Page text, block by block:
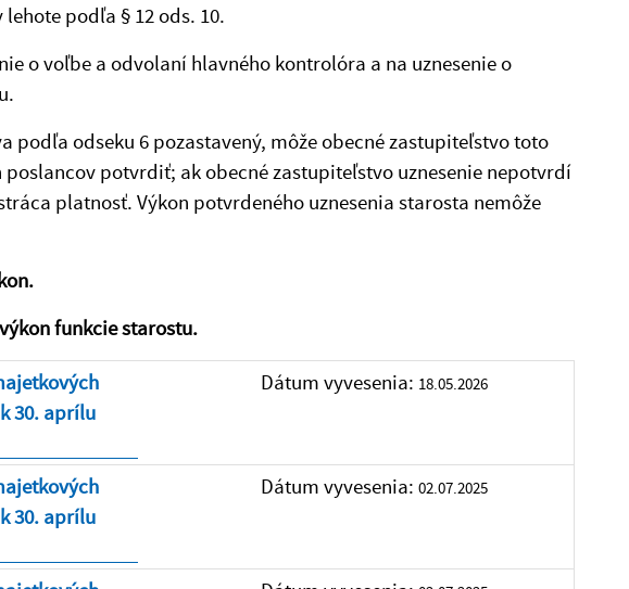
podľa § 12 ods. 10.
o voľbe a odvolaní hlavného kontrolóra a na uznesenie o
podľa odseku 6 pozastavený, môže obecné zastupiteľstvo toto
potvrdiť; ak obecné zastupiteľstvo uznesenie nepotvrdí
platnosť. Výkon potvrdeného uznesenia starosta nemôže
funkcie starostu.
30. aprílu
Dátum vyvesenia: 18.05.2026
30. aprílu
Dátum vyvesenia: 02.07.2025